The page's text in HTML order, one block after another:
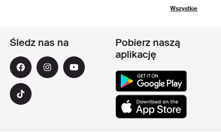
Wszystkie
Śledz nas na
Pobierz naszą
aplikację